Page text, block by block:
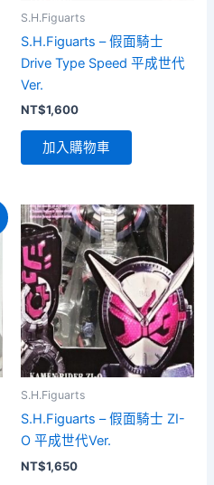
S.H.Figuarts
S.H.Figuarts – 假面騎士
Drive Type Speed 平成世代
Ver.
NT$1,600
加入購物車
S.H.Figuarts
S.H.Figuarts – 假面騎士 ZI-
O 平成世代Ver.
NT$1,650